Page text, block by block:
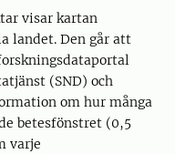
visar kartan
landet. Den går att
(SND) och
om hur många
betesfönstret (0,5
varje